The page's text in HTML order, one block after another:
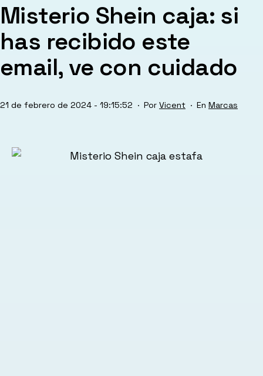
Misterio Shein caja: si
has recibido este
email, ve con cuidado
Publicada
21 de febrero de 2024 - 19:15:52 Por Vicent
Categorizado
Marcas